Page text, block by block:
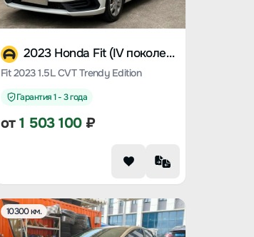
2023 Honda Fit (IV поколение)
Fit 2023 1.5L CVT Trendy Edition
Гарантия 1 - 3 года
от1 503 100₽
10300 км.